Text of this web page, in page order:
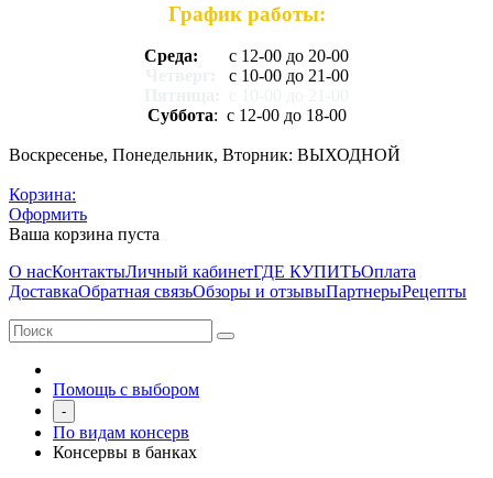
График работы:
Среда: с 12-00 до 20-00
с 10-00 до 21-00
Суббота: с 12-00 до 18-00
Воскресенье, Понедельник, Вторник: ВЫХОДНОЙ
Корзина:
Оформить
Ваша корзина пуста
О насКонтактыЛичный кабинетГДЕ КУПИТЬОплата
ДоставкаОбратная связьОбзоры и отзывыПартнерыРецепты
Помощь с выбором
-
По видам консерв
Консервы в банках